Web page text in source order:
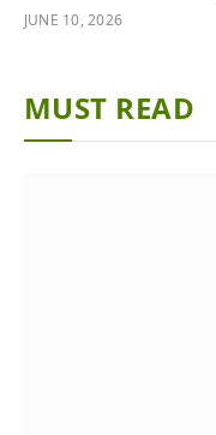
JUNE 10, 2026
MUST READ